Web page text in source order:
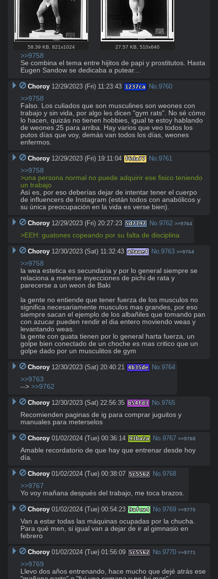
58.39 KB 821x1024 27.57 KB 510x640
>>9758
Se combina el tema entre hijitos de papi y prostitutos. Hasta
Eugen Sandow se dedicaba a putear...
Choroy 12/29/2023 (Fri) 11:23:43 1237ca No. 9760
>>9758
Falso. Los culiados que son musculines son weones con
trabajo y sin vida, por algo les dicen "gym rats". No sé cómo
lo hacen, quizás no tienen hobbies, igual te estoy hablando
de weones 25 para arriba. Hay varios que veo todos los
putos días que voy, demás van todos los días, weones
enfermos.
Choroy 12/29/2023 (Fri) 19:11:04 f6da77 No. 9761
>>9758
>una persona normal no puede adquirir ese fisico teniendo
un trabajo
Así es, por eso deberías dejar de intentar tener el cuerpo
de influencers de Instagram (están todos con anabólicos y
su única preocupación en la vida es verse bien).
Choroy 12/29/2023 (Fri) 20:27:23 5d7797 No. 9762 >>9764
>EEH: guatones copeando por su falta de disciplina
Choroy 12/30/2023 (Sat) 11:32:43 a9aae4 No. 9763 >>9764
>>9758
la wea estetica es secundaria y por lo general siempre se
relaciona a meterse inyecciones de pichi de rata y
parecerse a un weon de Baki
la gente no entiende que tener fuerza de los musculos no
significa necesariamente musculos mas grandes, por eso
siempre sacan el ejemplo de los albañiles que tomando pan
con azucar pueden rendir el dia entero moviendo weas y
levantando weas.
la gente con guata tienen por lo general harta fuerza, un
golpe bien conectado de un choche es mas critico que un
golpe dado por un musculitos de gym
Choroy 12/30/2023 (Sat) 20:40:21 4b35de No. 9764
>>9763
--> >>9762
Choroy 12/30/2023 (Sat) 22:56:35 b54fd3 No. 9765
Recomienden paginas de ig para comprar juguitos y
manuales para meterselos
Choroy 01/02/2024 (Tue) 00:36:14 93ba2a No. 9767 >>9768
Amable recordatorio de que hay que entrenar desde hoy
día.
Choroy 01/02/2024 (Tue) 00:38:07 5c5562 No. 9768
>>9767
Yo voy mañana después del trabajo, me toca brazos.
Choroy 01/02/2024 (Tue) 00:54:23 9afca4 No. 9769 >>9770
Van a estar todas las máquinas ocupadas por la chucha.
Para qué men, si igual van a dejar de ir al gimnasio en
febrero
Choroy 01/02/2024 (Tue) 01:56:09 5c5562 No. 9770 >>9771
>>9769
Llevo dos años entrenando, hace mucho que dejé atrás ese